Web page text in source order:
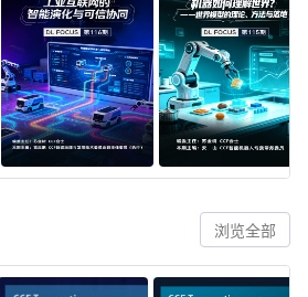
浏览全部